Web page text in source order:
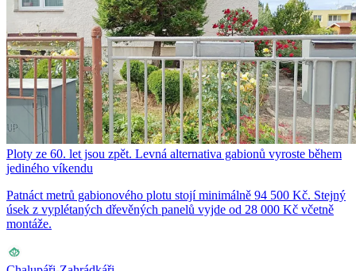
Ploty ze 60. let jsou zpět. Levná alternativa gabionů vyroste během
jediného víkendu
Patnáct metrů gabionového plotu stojí minimálně 94 500 Kč. Stejný
úsek z vyplétaných dřevěných panelů vyjde od 28 000 Kč včetně
montáže.